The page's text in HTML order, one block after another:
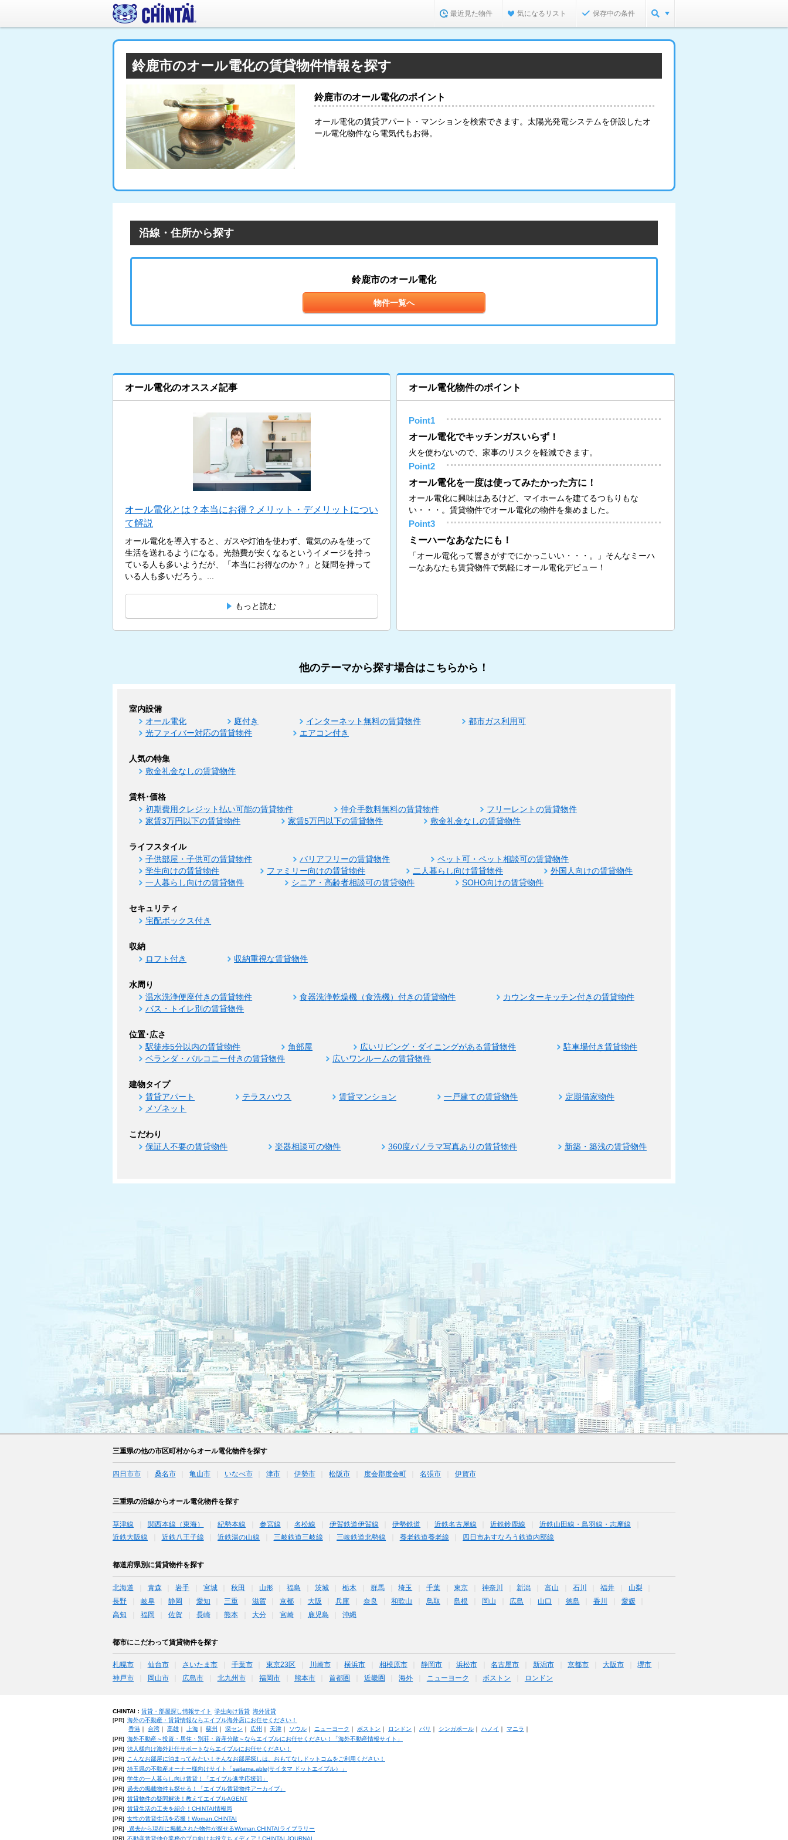
最近見た物件 気になるリスト 保存中の条件
鈴鹿市のオール電化の賃貸物件情報を探す
鈴鹿市のオール電化のポイント
オール電化の賃貸アパート・マンションを検索できます。太陽光発電システムを併設したオ
ール電化物件なら電気代もお得。
沿線・住所から探す
鈴鹿市のオール電化
物件一覧へ
オール電化のオススメ記事
オール電化とは？本当にお得？メリット・デメリットについ
て解説
オール電化を導入すると、ガスや灯油を使わず、電気のみを使って
生活を送れるようになる。光熱費が安くなるというイメージを持っ
ている人も多いようだが、「本当にお得なのか？」と疑問を持って
いる人も多いだろう。...
もっと読む
オール電化物件のポイント
Point1
オール電化でキッチンガスいらず！
火を使わないので、家事のリスクを軽減できます。
Point2
オール電化を一度は使ってみたかった方に！
オール電化に興味はあるけど、マイホームを建てるつもりもな
い・・・。賃貸物件でオール電化の物件を集めました。
Point3
ミーハーなあなたにも！
「オール電化って響きがすでにかっこいい・・・。」そんなミーハ
ーなあなたも賃貸物件で気軽にオール電化デビュー！
他のテーマから探す場合はこちらから！
室内設備
オール電化 庭付き インターネット無料の賃貸物件
都市ガス利用可
光ファイバー対応の賃貸物件
エアコン付き
人気の特集
敷金礼金なしの賃貸物件
賃料･価格
初期費用クレジット払い可能の賃貸物件 仲介手数料無料の賃貸物件
フリーレントの賃貸物件
家賃3万円以下の賃貸物件
家賃5万円以下の賃貸物件 敷金礼金なしの賃貸物件
ライフスタイル
子供部屋・子供可の賃貸物件 バリアフリーの賃貸物件
ペット可・ペット相談可の賃貸物件
学生向けの賃貸物件
ファミリー向けの賃貸物件 二人暮らし向け賃貸物件
外国人向けの賃貸物件
一人暮らし向けの賃貸物件
シニア・高齢者相談可の賃貸物件 SOHO向けの賃貸物件
セキュリティ
宅配ボックス付き
収納
ロフト付き 収納重視な賃貸物件
水周り
温水洗浄便座付きの賃貸物件 食器洗浄乾燥機（食洗機）付きの賃貸物件
カウンターキッチン付きの賃貸物件
バス・トイレ別の賃貸物件
位置･広さ
駅徒歩5分以内の賃貸物件 角部屋 広いリビング・ダイニングがある賃貸物件
駐車場付き賃貸物件
ベランダ・バルコニー付きの賃貸物件
広いワンルームの賃貸物件
建物タイプ
賃貸アパート テラスハウス 賃貸マンション 一戸建ての賃貸物件
定期借家物件
メゾネット
こだわり
保証人不要の賃貸物件 楽器相談可の物件 360度パノラマ写真ありの賃貸物件 新築・築浅の賃貸物件
三重県の他の市区町村からオール電化物件を探す
四日市市 桑名市 亀山市 いなべ市 津市 伊勢市 松阪市 度会郡度会町 名張市 伊賀市
三重県の沿線からオール電化物件を探す
草津線 関西本線（東海） 紀勢本線 参宮線 名松線 伊賀鉄道伊賀線 伊勢鉄道 近鉄名古屋線 近鉄鈴鹿線
近鉄山田線・鳥羽線・志摩線
近鉄大阪線
近鉄八王子線 近鉄湯の山線 三岐鉄道三岐線 三岐鉄道北勢線 養老鉄道養老線 四日市あすなろう鉄道内部線
都道府県別に賃貸物件を探す
北海道 青森 岩手 宮城 秋田 山形 福島 茨城 栃木 群馬 埼玉 千葉 東京 神奈川 新潟 富山 石川 福井
山梨
長野
岐阜 静岡 愛知 三重 滋賀 京都 大阪 兵庫 奈良 和歌山 鳥取 島根 岡山 広島 山口 徳島 香川
愛媛
高知
福岡 佐賀 長崎 熊本 大分 宮崎 鹿児島 沖縄
都市にこだわって賃貸物件を探す
札幌市 仙台市 さいたま市 千葉市 東京23区 川崎市 横浜市 相模原市 静岡市 浜松市 名古屋市 新潟市 京都市 大阪市
堺市
神戸市
岡山市 広島市 北九州市 福岡市 熊本市 首都圏 近畿圏 海外 ニューヨーク ボストン ロンドン
CHINTAI： 賃貸・部屋探し情報サイト 学生向け賃貸 海外賃貸
[PR] 海外の不動産・賃貸情報ならエイブル海外店にお任せください！
香港｜ 台湾｜ 高雄｜ 上海｜ 蘇州 ｜ 深セン ｜ 広州 ｜ 天津｜ ソウル｜ ニューヨーク ｜ ボストン ｜ ロンドン ｜ パリ ｜ シンガポール｜ ハノイ ｜ マニラ ｜
[PR] 海外不動産～投資・居住・別荘・資産分散～ならエイブルにお任せください！「海外不動産情報サイト」
[PR] 法人様向け海外赴任サポートならエイブルにお任せください！
[PR]
こんなお部屋に泊まってみたい！そんなお部屋探しは、おもてなしドットコムをご利用ください！
[PR] 埼玉県の不動産オーナー様向けサイト「saitama.able(サイタマ ドットエイブル）」
[PR] 学生の一人暮らし向け賃貸！「エイブル進学応援部」
[PR] 過去の掲載物件も探せる！「エイブル賃貸物件アーカイブ」
[PR] 賃貸物件の疑問解決！教えてエイブルAGENT
[PR] 賃貸生活の工夫を紹介！CHINTAI情報局
[PR] 女性の賃貸生活を応援！Woman.CHINTAI
[PR]
過去から現在に掲載された物件が探せるWoman.CHINTAIライブラリー
[PR] 不動産賃貸仲介業務のプロ向けお役立ちメディア！CHINTAI JOURNAL